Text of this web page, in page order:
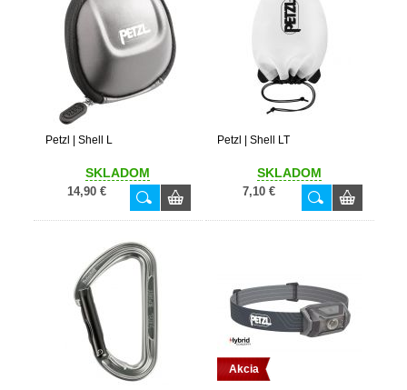
Petzl | Shell L
SKLADOM
14,90 €
Petzl | Shell LT
SKLADOM
7,10 €
Akcia